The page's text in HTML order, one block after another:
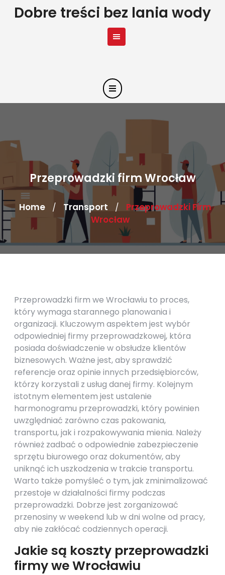
SkipDobre treści bez lania wody
Przeprowadzki firm Wrocław
Home / Transport /
Przeprowadzki Firm
Wrocław
Przeprowadzki firm we Wrocławiu to proces,
który wymaga starannego planowania i
organizacji. Kluczowym aspektem jest wybór
odpowiedniej firmy przeprowadzkowej, która
posiada doświadczenie w obsłudze klientów
biznesowych. Ważne jest, aby sprawdzić
referencje oraz opinie innych przedsiębiorców,
którzy korzystali z usług danej firmy. Kolejnym
istotnym elementem jest ustalenie
harmonogramu przeprowadzki, który powinien
uwzględniać zarówno czas pakowania,
transportu, jak i rozpakowywania mienia. Należy
również zadbać o odpowiednie zabezpieczenie
sprzętu biurowego oraz dokumentów, aby
uniknąć ich uszkodzenia w trakcie transportu.
Warto także pomyśleć o tym, jak zminimalizować
przestoje w działalności firmy podczas
przeprowadzki. Dobrze jest zorganizować
przenosiny w weekend lub w dni wolne od pracy,
aby nie zakłócać codziennych operacji.
Jakie są koszty przeprowadzki
firmy we Wrocławiu